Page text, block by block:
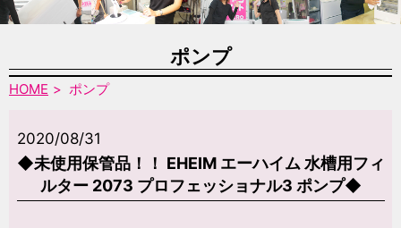
ポンプ
HOME ポンプ
2020/08/31
◆未使用保管品！！ EHEIM エーハイム 水槽用フィ
ルター 2073 プロフェッショナル3 ポンプ◆